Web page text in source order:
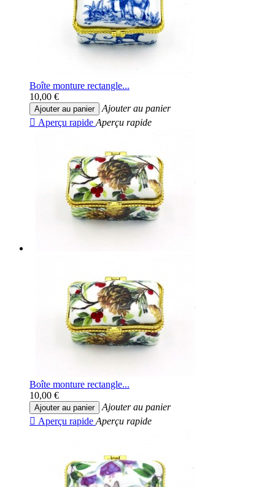
Boîte monture rectangle...
10,00 €
Ajouter au panier
Ajouter au panier
 Aperçu rapide Aperçu rapide
Boîte monture rectangle...
10,00 €
Ajouter au panier
Ajouter au panier
 Aperçu rapide Aperçu rapide